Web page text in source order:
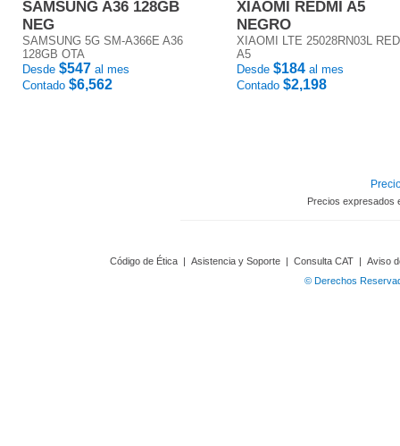
SAMSUNG A36 128GB
NEG
SAMSUNG 5G SM-A366E A36
128GB OTA
Desde $547 al mes
Contado $6,562
XIAOMI REDMI A5
NEGRO
XIAOMI LTE 25028RN03L
A5
Desde $184 al mes
Contado $2,198
Precios expresados
Código de Ética | Asistencia y Soporte | Consulta CAT | Aviso
© Derechos